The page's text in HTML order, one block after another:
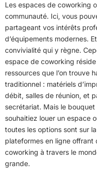
Les espaces de coworking
communauté. Ici, vous
partageant vos intérêts
d’équipements modernes.
convivialité qui y règne.
espace de coworking
ressources que l’on trouve
traditionnel : matériels
débit, salles de réunion, et
secrétariat. Mais le
souhaitiez louer un espace
toutes les options sont sur
plateformes en ligne
coworking à travers le
grande.